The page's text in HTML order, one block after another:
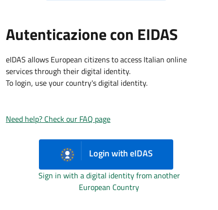
Autenticazione con EIDAS
eIDAS allows European citizens to access Italian online
services through their digital identity.
To login, use your country's digital identity.
Need help? Check our FAQ page
Login with eIDAS
Sign in with a digital identity from another
European Country